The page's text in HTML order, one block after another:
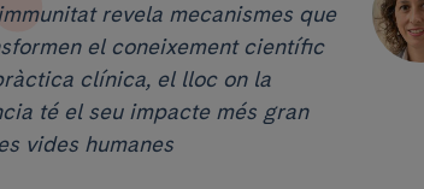
revela mecanismes que
el coneixement científic
clínica, el lloc on la
té el seu impacte més gran
vides humanes